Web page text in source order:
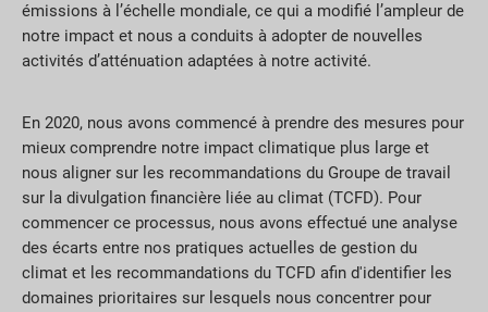
émissions à l’échelle mondiale, ce qui a modifié l’ampleur de
notre impact et nous a conduits à adopter de nouvelles
activités d’atténuation adaptées à notre activité.
En 2020, nous avons commencé à prendre des mesures pour
mieux comprendre notre impact climatique plus large et
nous aligner sur les recommandations du Groupe de travail
sur la divulgation financière liée au climat (TCFD). Pour
commencer ce processus, nous avons effectué une analyse
des écarts entre nos pratiques actuelles de gestion du
climat et les recommandations du TCFD afin d'identifier les
domaines prioritaires sur lesquels nous concentrer pour